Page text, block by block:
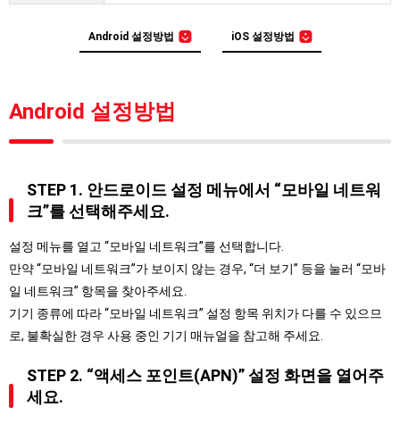
Android 설정방법 iOS 설정방법
Android 설정방법
STEP 1. 안드로이드 설정 메뉴에서 “모바일 네트워
크”를 선택해주세요.
설정 메뉴를 열고 “모바일 네트워크”를 선택합니다.
만약 “모바일 네트워크”가 보이지 않는 경우, “더 보기” 등을 눌러 “모바
일 네트워크” 항목을 찾아주세요.
기기 종류에 따라 “모바일 네트워크” 설정 항목 위치가 다를 수 있으므
로, 불확실한 경우 사용 중인 기기 매뉴얼을 참고해 주세요.
STEP 2. “액세스 포인트(APN)” 설정 화면을 열어주
세요.